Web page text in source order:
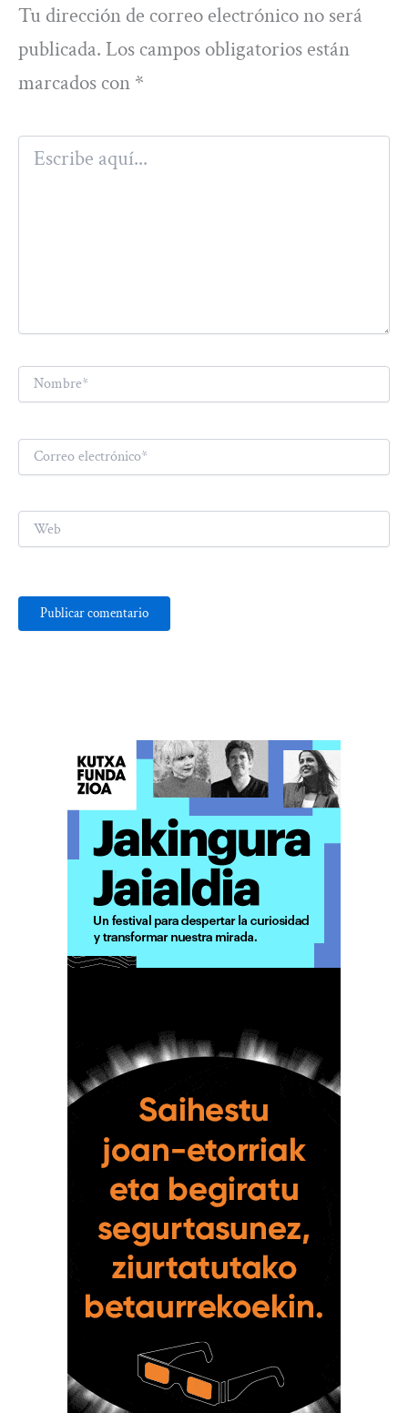
Tu dirección de correo electrónico no será
publicada. Los campos obligatorios están
marcados con *
aquí...
Nombre*
Correo
electrónico*